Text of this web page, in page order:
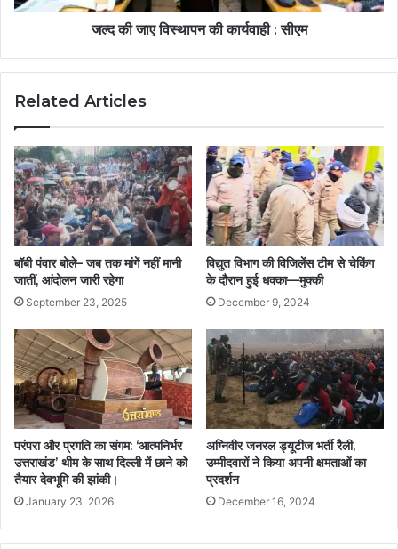
जल्द की जाए विस्थापन की कार्यवाही : सीएम
Related Articles
बॉबी पंवार बोले– जब तक मांगें नहीं मानी
जातीं, आंदोलन जारी रहेगा
September 23, 2025
विद्युत विभाग की विजिलेंस टीम से चेकिंग
के दौरान हुई धक्का—मुक्की
December 9, 2024
परंपरा और प्रगति का संगम: ‘आत्मनिर्भर
उत्तराखंड’ थीम के साथ दिल्ली में छाने को
तैयार देवभूमि की झांकी।
January 23, 2026
अग्निवीर जनरल ड्यूटीज भर्ती रैली,
उम्मीदवारों ने किया अपनी क्षमताओं का
प्रदर्शन
December 16, 2024